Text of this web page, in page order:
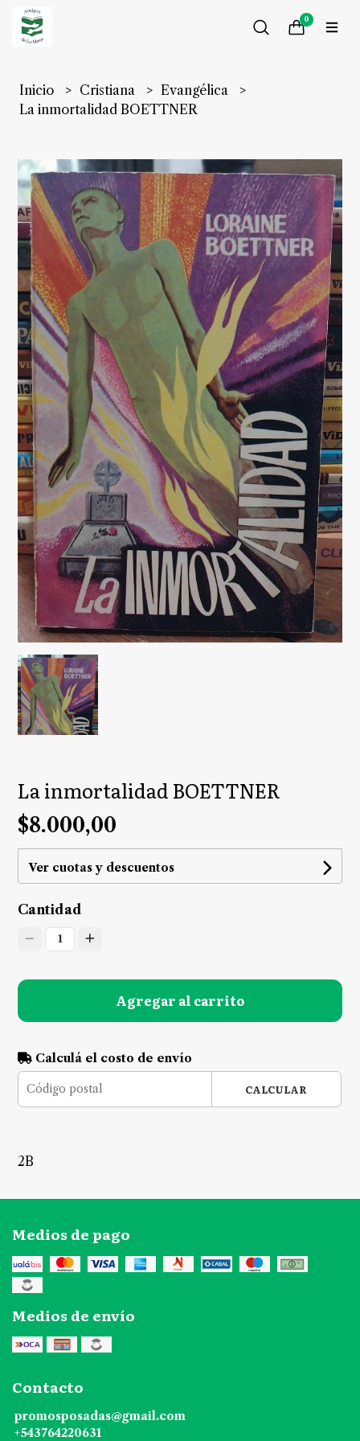
0
Inicio Cristiana
Evangélica
La inmortalidad BOETTNER
La inmortalidad BOETTNER
$8.000,00
Ver cuotas y descuentos
Cantidad
1
Agregar al carrito
Calculá el costo de envío
CALCULAR
2B
Medios de pago
Medios de envío
Contacto
promosposadas@gmail.com
+543764220631